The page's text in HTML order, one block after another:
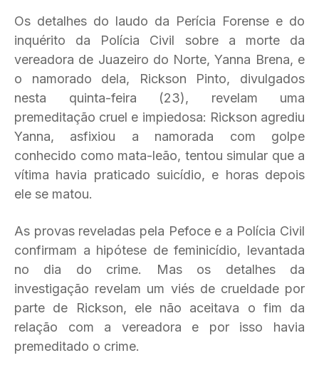
Os detalhes do laudo da Perícia Forense e do
inquérito da Polícia Civil sobre a morte da
vereadora de Juazeiro do Norte, Yanna Brena, e
o namorado dela, Rickson Pinto, divulgados
nesta quinta-feira (23), revelam uma
premeditação cruel e impiedosa: Rickson agrediu
Yanna, asfixiou a namorada com golpe
conhecido como mata-leão, tentou simular que a
vítima havia praticado suicídio, e horas depois
ele se matou.
As provas reveladas pela Pefoce e a Polícia Civil
confirmam a hipótese de feminicídio, levantada
no dia do crime. Mas os detalhes da
investigação revelam um viés de crueldade por
parte de Rickson, ele não aceitava o fim da
relação com a vereadora e por isso havia
premeditado o crime.